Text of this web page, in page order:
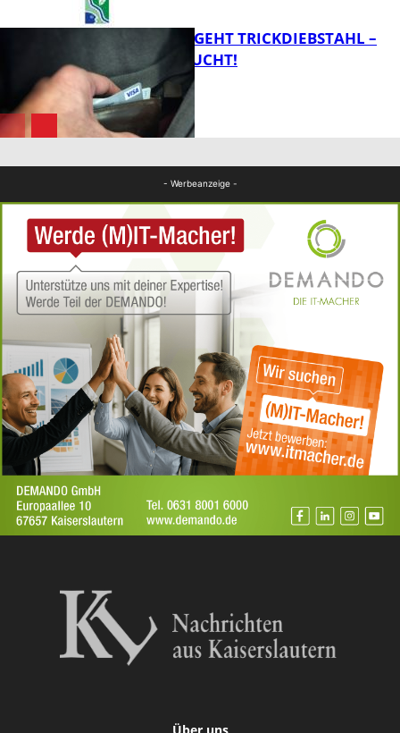
FB Kultur
PÄRCHEN BEGEHT TRICKDIEBSTAHL –
ZEUGEN GESUCHT!
- Werbeanzeige -